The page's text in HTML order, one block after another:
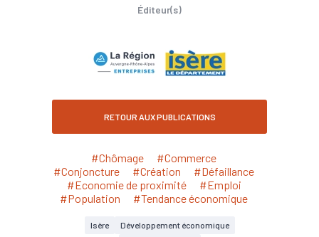
Éditeur(s)
RETOUR AUX PUBLICATIONS
#Chômage
#Commerce
#Conjoncture
#Création
#Défaillance
#Economie de proximité
#Emploi
#Population
#Tendance économique
Isère
Développement économique